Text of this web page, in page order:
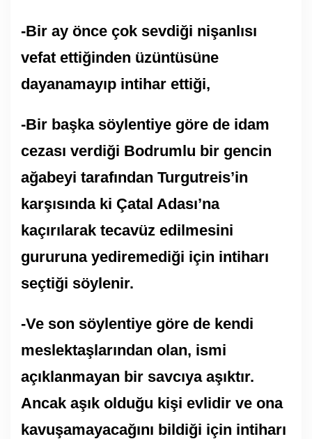
-Bir ay önce çok sevdiği nişanlısı
vefat ettiğinden üzüntüsüne
dayanamayıp intihar ettiği,
-Bir başka söylentiye göre de idam
cezası verdiği Bodrumlu bir gencin
ağabeyi tarafından Turgutreis’in
karşısında ki Çatal Adası’na
kaçırılarak tecavüz edilmesini
gururuna yediremediği için intiharı
seçtiği söylenir.
-Ve son söylentiye göre de kendi
meslektaşlarından olan, ismi
açıklanmayan bir savcıya aşıktır.
Ancak aşık olduğu kişi evlidir ve ona
kavuşamayacağını bildiği için intiharı